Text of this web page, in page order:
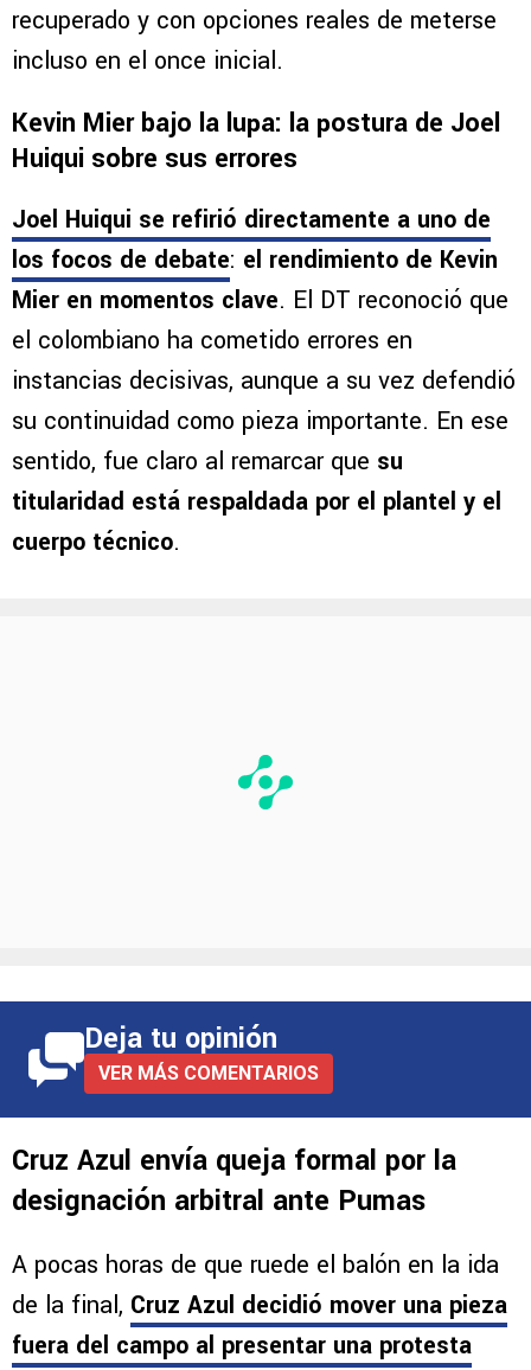
recuperado y con opciones reales de meterse
incluso en el once inicial.
Kevin Mier bajo la lupa: la postura de Joel
Huiqui sobre sus errores
Joel Huiqui se refirió directamente a uno de
los focos de debate: el rendimiento de Kevin
Mier en momentos clave. El DT reconoció que
el colombiano ha cometido errores en
instancias decisivas, aunque a su vez defendió
su continuidad como pieza importante. En ese
sentido, fue claro al remarcar que su
titularidad está respaldada por el plantel y el
cuerpo técnico.
Deja tu opinión
VER MÁS COMENTARIOS
Cruz Azul envía queja formal por la
designación arbitral ante Pumas
A pocas horas de que ruede el balón en la ida
de la final, Cruz Azul decidió mover una pieza
fuera del campo al presentar una protesta